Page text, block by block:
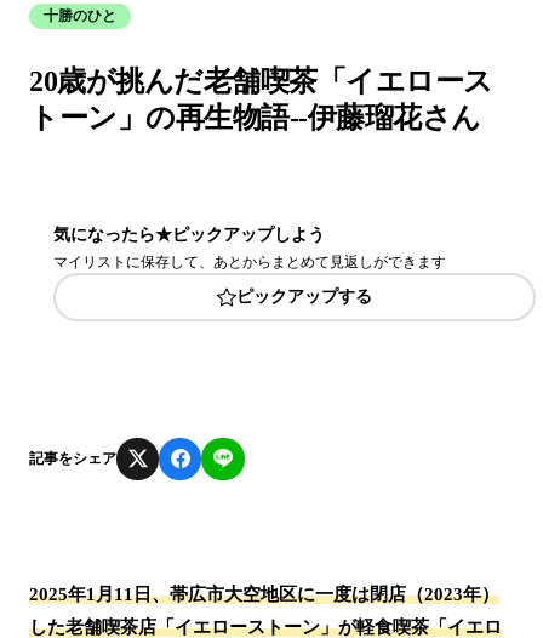
十勝のひと
20歳が挑んだ老舗喫茶「イエロース
トーン」の再生物語--伊藤瑠花さん
気になったら★ピックアップしよう
マイリストに保存して、あとからまとめて見返しができます
ピックアップする
記事をシェア
2025年1月11日、帯広市大空地区に一度は閉店（2023年）
した老舗喫茶店「イエローストーン」が軽食喫茶「イエロ